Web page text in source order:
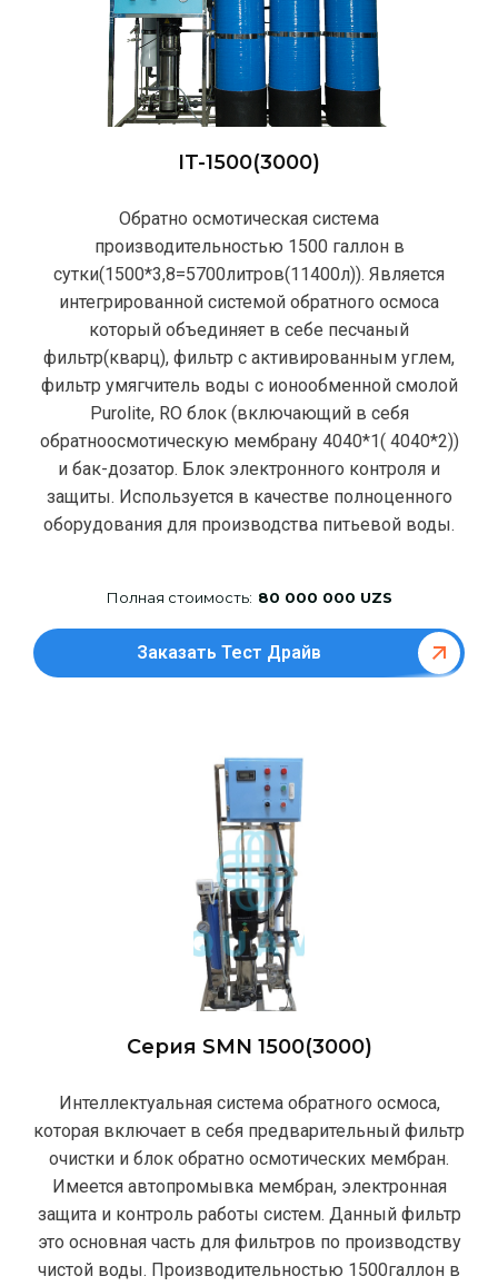
IT-1500(3000)
Обратно осмотическая система
производительностью 1500 галлон в
сутки(1500*3,8=5700литров(11400л)). Является
интегрированной системой обратного осмоса
который объединяет в себе песчаный
фильтр(кварц), фильтр с активированным углем,
фильтр умягчитель воды с ионообменной смолой
Purolite, RO блок (включающий в себя
обратноосмотическую мембрану 4040*1( 4040*2))
и бак-дозатор. Блок электронного контроля и
защиты. Используется в качестве полноценного
оборудования для производства питьевой воды.
Полная стоимость: 80 000 000 UZS
Заказать Тест Драйв
Серия SMN 1500(3000)
Интеллектуальная система обратного осмоса,
которая включает в себя предварительный фильтр
очистки и блок обратно осмотических мембран.
Имеется автопромывка мембран, электронная
защита и контроль работы систем. Данный фильтр
это основная часть для фильтров по производству
чистой воды. Производительностью 1500галлон в